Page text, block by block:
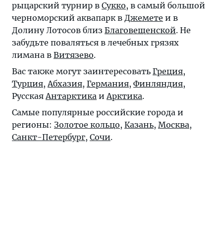
рыцарский турнир в Сукко, в самый большой
черноморский аквапарк в Джемете и в
Долину Лотосов близ Благовещенской. Не
забудьте поваляться в лечебных грязях
лимана в Витязево.
Вас также могут заинтересовать Греция,
Турция,Абхазия, Германия, Финляндия,
РусскаяАнтарктика иАрктика.
Самые популярные российские города и
регионы: Золотое кольцо, Казань, Москва,
Санкт-Петербург, Сочи.